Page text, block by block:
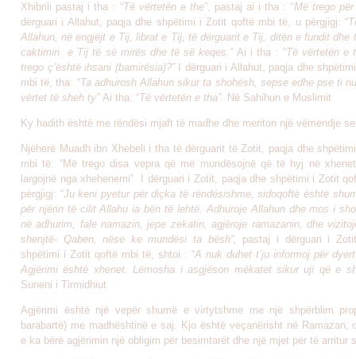
Xhibrili pastaj i tha : “Të vërtetën e the”, pastaj ai i tha : “Më trego
dërguari i Allahut, paqja dhe shpëtimi i Zotit qoftë mbi të, u përgjigj: “
Allahun, në engjëjt e Tij, librat e Tij, të dërguarit e Tij, ditën e fundit dhe
caktimin e Tij të së mirës dhe të së keqes.”Ai i tha : “Të vërtetën e
trego ç’është ihsani (bamirësia)?”
I dërguari i Allahut, paqja dhe
mbi të, tha: “Ta adhurosh Allahun sikur ta shohësh, sepse edhe pse ti
vërtet të sheh ty” Ai tha: “Të vërtetën e tha”. Në Sahihun e Muslimit
Ky hadith është me rëndësi mjaft të madhe dhe meriton një vëmendje
Njëherë Muadh ibn Xhebeli i tha të dërguarit të Zotit, paqja dhe
mbi të: “Më trego disa vepra që më mundësojnë që të hyj në
largojnë nga xhehenemi” I dërguari i Zotit, paqja dhe shpëtimi i Zotit
përgjigj: “Ju keni pyetur për diçka të rëndësishme, sidoqoftë është
për njërin të cilit Allahu ia bën të lehtë. Adhuroje Allahun dhe mos i
në adhurim, fale namazin, jepe zekatin, agjëroje ramazanin, dhe
shenjtë- Qaben, nëse ke mundësi ta bësh”, pastaj i dërguari i
shpëtimi i Zotit qoftë mbi të, shtoi : “A nuk duhet t’ju informoj për
Agjërimi është xhenet. Lëmosha i asgjëson mëkatet sikur uji që e
Suneni i Tirmidhiut
Agjërimi është një vepër shumë e virtytshme me një shpërblim
barabartë) me madhështinë e saj. Kjo është veçanërisht në Ramazan,
e ka bërë agjërimin një obligim për besimtarët dhe një mjet për të arritur